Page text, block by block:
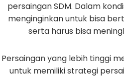
persaingan SDM. Dalam
menginginkan untuk bisa
serta harus bisa
Persaingan yang lebih tinggi
untuk memiliki strategi